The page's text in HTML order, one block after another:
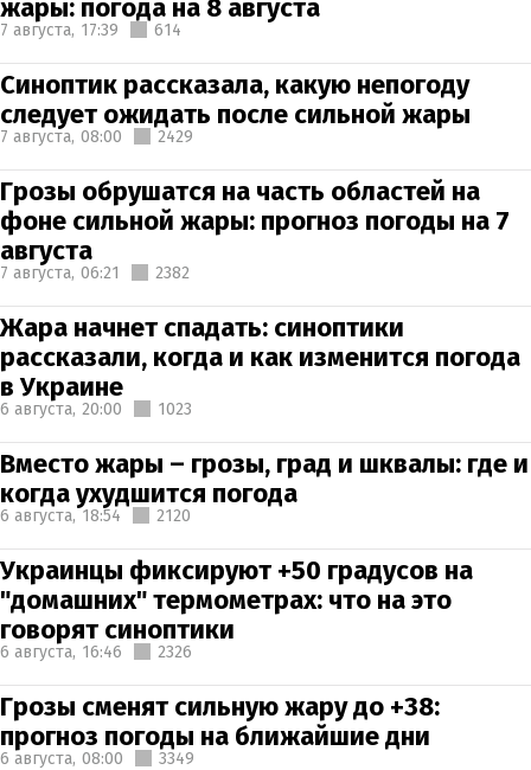
жары: погода на 8 августа
7 августа, 17:39 614
Синоптик рассказала, какую непогоду
следует ожидать после сильной жары
7 августа, 08:00 2429
Грозы обрушатся на часть областей на
фоне сильной жары: прогноз погоды на 7
августа
7 августа, 06:21 2382
Жара начнет спадать: синоптики
рассказали, когда и как изменится погода
в Украине
6 августа, 20:00 1023
Вместо жары – грозы, град и шквалы: где и
когда ухудшится погода
6 августа, 18:54 2120
Украинцы фиксируют +50 градусов на
"домашних" термометрах: что на это
говорят синоптики
6 августа, 16:46 2326
Грозы сменят сильную жару до +38:
прогноз погоды на ближайшие дни
6 августа, 08:00 3349